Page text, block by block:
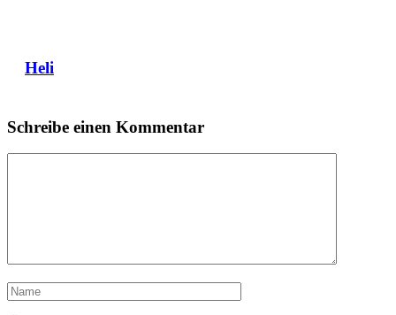
Heli
Schreibe einen Kommentar
Name